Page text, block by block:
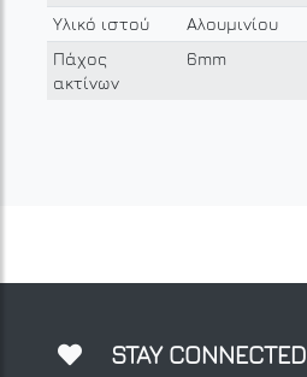
Υλικό ιστού
Αλουμινίου
Πάχος
ακτίνων
6mm
STAY CONNECTED